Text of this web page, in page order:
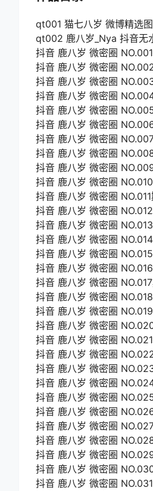
qt001 猫七八岁 微博精选
qt002 鹿八岁_Nya 抖音无
抖音 鹿八岁 微密圈
抖音 鹿八岁 微密圈
抖音 鹿八岁 微密圈 NO.003
抖音 鹿八岁 微密圈
抖音 鹿八岁 微密圈
抖音 鹿八岁 微密圈
抖音 鹿八岁 微密圈
抖音 鹿八岁 微密圈 NO.008
抖音 鹿八岁 微密圈 NO.009
抖音 鹿八岁 微密圈
抖音 鹿八岁 微密圈 NO.011
抖音 鹿八岁 微密圈 NO.012
抖音 鹿八岁 微密圈 NO.013
抖音 鹿八岁 微密圈 NO.014
抖音 鹿八岁 微密圈 NO.015
抖音 鹿八岁 微密圈 NO.016
抖音 鹿八岁 微密圈
抖音 鹿八岁 微密圈 NO.018
抖音 鹿八岁 微密圈 NO.019
抖音 鹿八岁 微密圈 NO.020
抖音 鹿八岁 微密圈 NO.021
抖音 鹿八岁 微密圈
抖音 鹿八岁 微密圈
抖音 鹿八岁 微密圈 NO.024
抖音 鹿八岁 微密圈 NO.025
抖音 鹿八岁 微密圈
抖音 鹿八岁 微密圈
抖音 鹿八岁 微密圈 NO.028
抖音 鹿八岁 微密圈
抖音 鹿八岁 微密圈
抖音 鹿八岁 微密圈 NO.031